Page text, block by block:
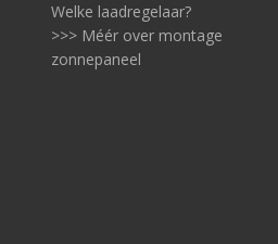
Welke laadregelaar?
>>> Méér over montage
zonnepaneel